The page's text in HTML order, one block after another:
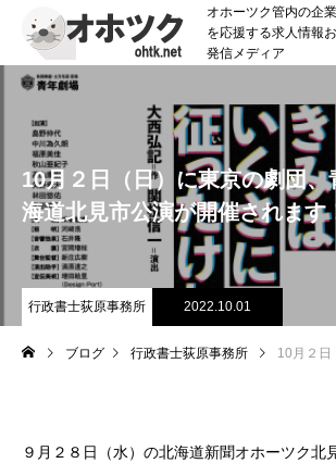
オホーツク管内の企
を応援する求人情報
発信メディア
10月２日（日）に東京の劇団、
海道北見市公演が開催されます
行政書士荻原事務所 2022.10.01
ブログ 行政書士荻原事務所 10月２日（日）に東京の
９月２８日（水）の北海道新聞オホーツク北